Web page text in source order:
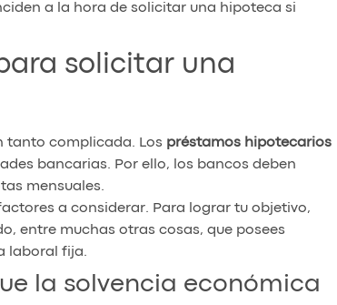
a la hora de solicitar una hipoteca si
solicitar una
tanto complicada. Los préstamos hipotecarios
bancarias. Por ello, los bancos deben
mensuales.
a considerar. Para lograr tu objetivo,
entre muchas otras cosas, que posees
laboral fija.
la solvencia económica